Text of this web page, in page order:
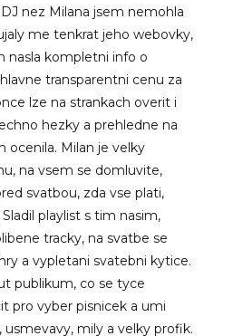
nez Milana jsem nemohla
me tenkrat jeho webovky,
nasla kompletni info o
transparentni cenu za
lze na strankach overit i
hezky a prehledne na
ocenila. Milan je velky
na vsem se domluvite,
svatbou, zda vse plati,
playlist s tim nasim,
tracky, na svatbe se
a vypletani svatebni kytice.
publikum, co se tyce
pro vyber pisnicek a umi
usmevavy, mily a velky profik.